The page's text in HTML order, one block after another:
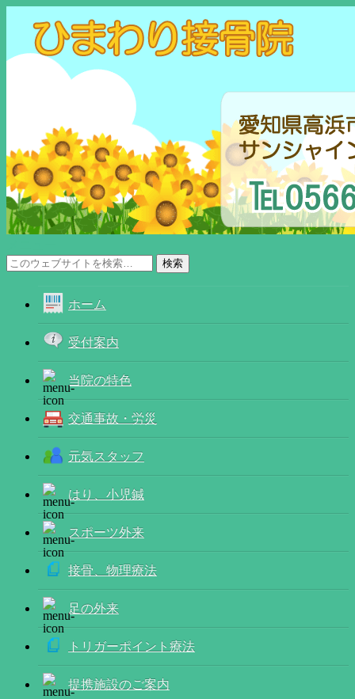
ホーム
受付案内
当院の特色
交通事故・労災
元気スタッフ
はり、小児鍼
スポーツ外来
接骨、物理療法
足の外来
トリガーポイント療法
提携施設のご案内